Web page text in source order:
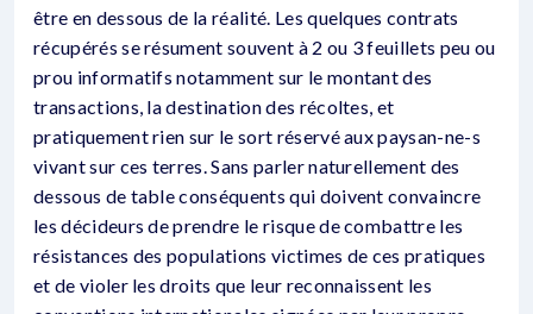
être en dessous de la réalité. Les quelques contrats
récupérés se résument souvent à 2 ou 3 feuillets peu ou
prou informatifs notamment sur le montant des
transactions, la destination des récoltes, et
pratiquement rien sur le sort réservé aux paysan-ne-s
vivant sur ces terres. Sans parler naturellement des
dessous de table conséquents qui doivent convaincre
les décideurs de prendre le risque de combattre les
résistances des populations victimes de ces pratiques
et de violer les droits que leur reconnaissent les